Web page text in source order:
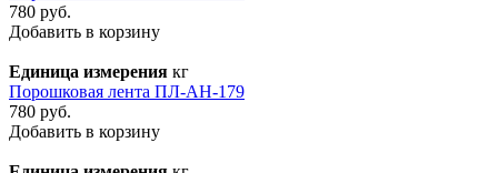
780 руб.
Добавить в корзину
Единица измерения кг
Порошковая лента ПЛ-АН-179
780 руб.
Добавить в корзину